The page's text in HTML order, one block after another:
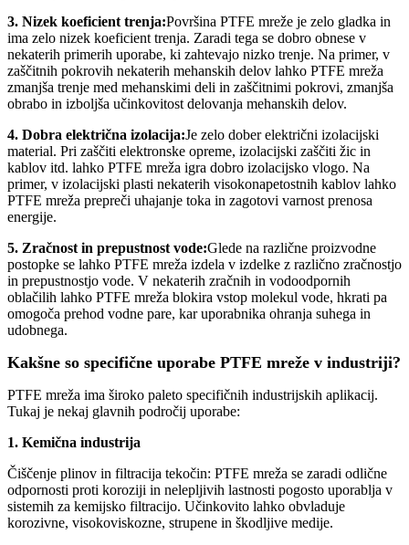
3. Nizek koeficient trenja:Površina PTFE mreže je zelo gladka in
ima zelo nizek koeficient trenja. Zaradi tega se dobro obnese v
nekaterih primerih uporabe, ki zahtevajo nizko trenje. Na primer, v
zaščitnih pokrovih nekaterih mehanskih delov lahko PTFE mreža
zmanjša trenje med mehanskimi deli in zaščitnimi pokrovi, zmanjša
obrabo in izboljša učinkovitost delovanja mehanskih delov.
4. Dobra električna izolacija:Je zelo dober električni izolacijski
material. Pri zaščiti elektronske opreme, izolacijski zaščiti žic in
kablov itd. lahko PTFE mreža igra dobro izolacijsko vlogo. Na
primer, v izolacijski plasti nekaterih visokonapetostnih kablov lahko
PTFE mreža prepreči uhajanje toka in zagotovi varnost prenosa
energije.
5. Zračnost in prepustnost vode:Glede na različne proizvodne
postopke se lahko PTFE mreža izdela v izdelke z različno zračnostjo
in prepustnostjo vode. V nekaterih zračnih in vodoodpornih
oblačilih lahko PTFE mreža blokira vstop molekul vode, hkrati pa
omogoča prehod vodne pare, kar uporabnika ohranja suhega in
udobnega.
Kakšne so specifične uporabe PTFE mreže v industriji?
PTFE mreža ima široko paleto specifičnih industrijskih aplikacij.
Tukaj je nekaj glavnih področij uporabe:
1. Kemična industrija
Čiščenje plinov in filtracija tekočin: PTFE mreža se zaradi odlične
odpornosti proti koroziji in nelepljivih lastnosti pogosto uporablja v
sistemih za kemijsko filtracijo. Učinkovito lahko obvladuje
korozivne, visokoviskozne, strupene in škodljive medije.